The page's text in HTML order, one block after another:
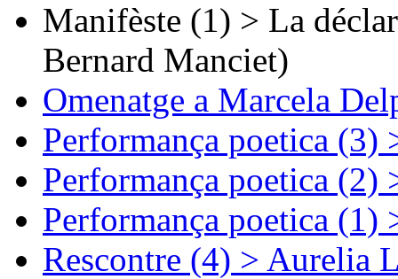
Manifèste (1) > La
Bernard Manciet)
Omenatge a Marcela
Performança poetica (3)
Performança poetica (2)
Performança poetica (1)
Rescontre (4) > Aurelia